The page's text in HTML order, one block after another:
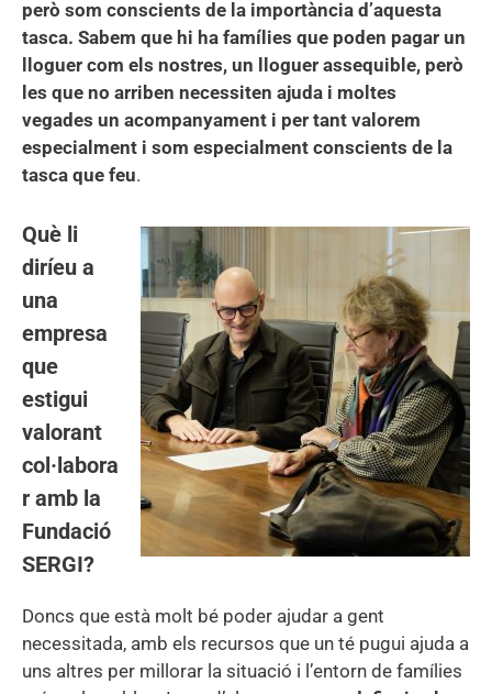
però som conscients de la importància d’aquesta
tasca. Sabem que hi ha famílies que poden pagar un
lloguer com els nostres, un lloguer assequible, però
les que no arriben necessiten ajuda i moltes
vegades un acompanyament i per tant valorem
especialment i som especialment conscients de la
tasca que feu.
Què li
diríeu a
una
empresa
que
estigui
valorant
col·labora
r amb la
Fundació
SERGI?
Doncs que està molt bé poder ajudar a gent
necessitada, amb els recursos que un té pugui ajuda a
uns altres per millorar la situació i l’entorn de famílies